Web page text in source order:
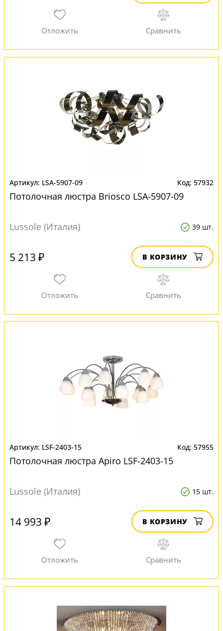
LSA-5907-09 57932
Потолочная люстра Briosco LSA-5907-09
Lussole (Италия) 39 шт.
5 213 ₽ В КОРЗИНУ
LSF-2403-15 57955
Потолочная люстра Apiro LSF-2403-15
Lussole (Италия) 15 шт.
14 993 ₽ В КОРЗИНУ